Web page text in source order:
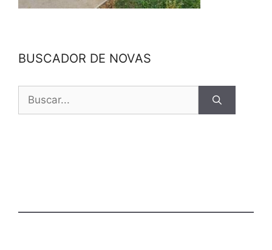
BUSCADOR DE NOVAS